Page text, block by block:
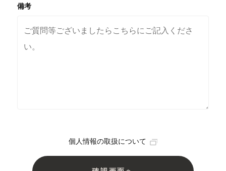
備考
個人情報の取扱について